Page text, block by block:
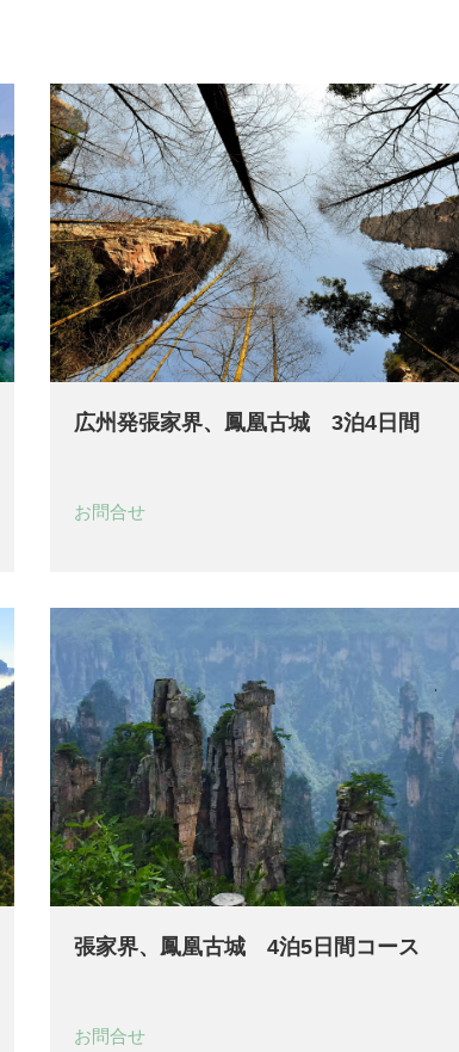
広州発張家界、鳳凰古城 3泊4日間
お問合せ
張家界、鳳凰古城 4泊5日間コース
お問合せ